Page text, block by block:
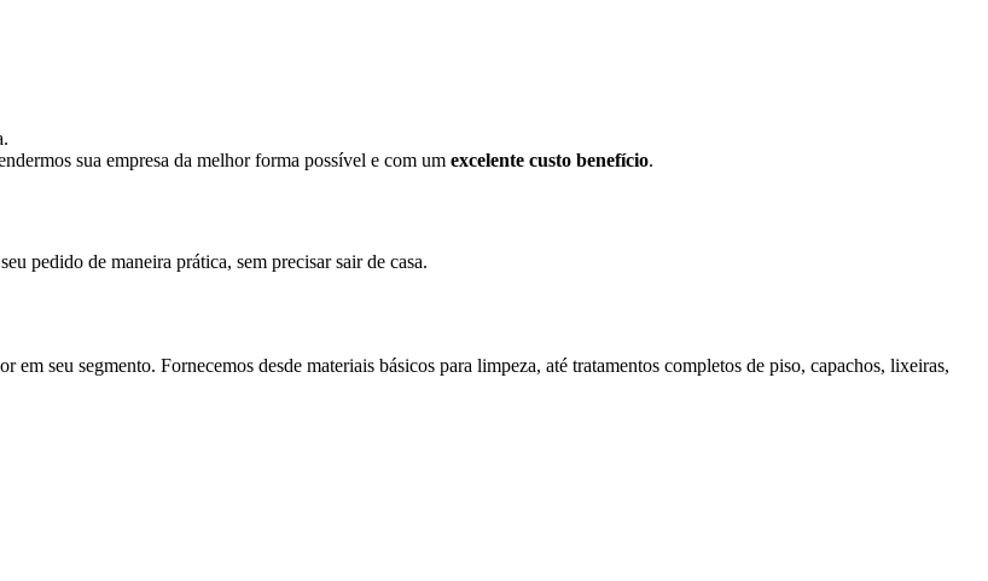
sua empresa da melhor forma possível e com um excelente custo benefício.
pedido de maneira prática, sem precisar sair de casa.
seu segmento. Fornecemos desde materiais básicos para limpeza, até tratamentos completos de piso, capachos, lixeiras,